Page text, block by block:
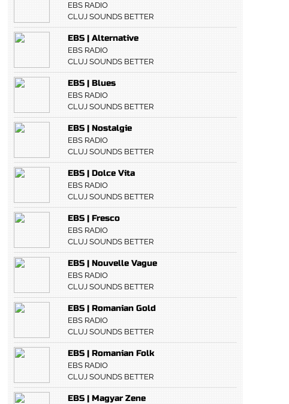
EBS RADIO
CLUJ SOUNDS BETTER
EBS | Alternative
EBS RADIO
CLUJ SOUNDS BETTER
EBS | Blues
EBS RADIO
CLUJ SOUNDS BETTER
EBS | Nostalgie
EBS RADIO
CLUJ SOUNDS BETTER
EBS | Dolce Vita
EBS RADIO
CLUJ SOUNDS BETTER
EBS | Fresco
EBS RADIO
CLUJ SOUNDS BETTER
EBS | Nouvelle Vague
EBS RADIO
CLUJ SOUNDS BETTER
EBS | Romanian Gold
EBS RADIO
CLUJ SOUNDS BETTER
EBS | Romanian Folk
EBS RADIO
CLUJ SOUNDS BETTER
EBS | Magyar Zene